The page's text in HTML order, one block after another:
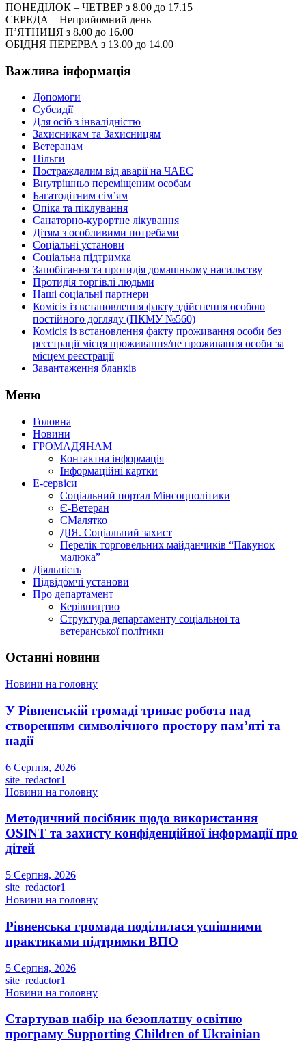
ПОНЕДІЛОК – ЧЕТВЕР з 8.00 до 17.15
СЕРЕДА – Неприйомний день
П’ЯТНИЦЯ з 8.00 до 16.00
ОБІДНЯ ПЕРЕРВА з 13.00 до 14.00
Важлива інформація
Допомоги
Субсидії
Для осіб з інвалідністю
Захисникам та Захисницям
Ветеранам
Пільги
Постраждалим від аварії на ЧАЕС
Внутрішньо переміщеним особам
Багатодітним сім’ям
Опіка та піклування
Санаторно-курортне лікування
Дітям з особливими потребами
Соціальні установи
Соціальна підтримка
Запобігання та протидія домашньому насильству
Протидія торгівлі людьми
Наші соціальні партнери
Комісія із встановлення факту здійснення особою
постійного догляду (ПКМУ №560)
Комісія із встановлення факту проживання особи без
реєстрації місця проживання/не проживання особи за
місцем реєстрації
Завантаження бланків
Меню
Головна
Новини
ГРОМАДЯНАМ
Контактна інформація
Інформаційні картки
Е-сервіси
Соціальний портал Мінсоцполітики
Є-Ветеран
ЄМалятко
ДІЯ. Соціальний захист
Перелік торговельних майданчиків “Пакунок
малюка”
Діяльність
Підвідомчі установи
Про департамент
Керівництво
Структура департаменту соціальної та
ветеранської політики
Останні новини
Новини на головну
У Рівненській громаді триває робота над
створенням символічного простору пам’яті та
надії
6 Серпня, 2026
site_redactor1
Новини на головну
Методичний посібник щодо використання
OSINT та захисту конфіденційної інформації про
дітей
5 Серпня, 2026
site_redactor1
Новини на головну
Рівненська громада поділилася успішними
практиками підтримки ВПО
5 Серпня, 2026
site_redactor1
Новини на головну
Стартував набір на безоплатну освітню
програму Supporting Children of Ukrainian